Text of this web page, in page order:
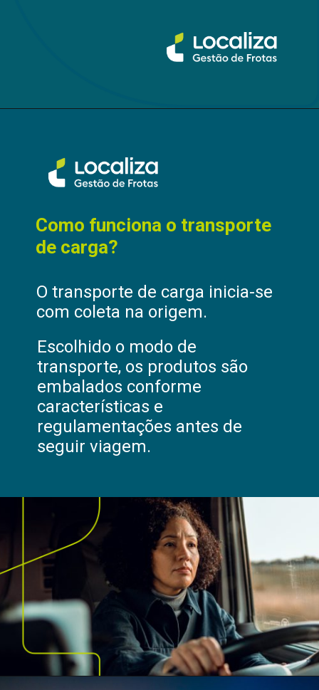
O transporte de carga inicia-se
com coleta na origem.
Como funciona o transporte
de carga?
Escolhido o modo de
transporte, os produtos são
embalados conforme
características e
regulamentações antes de
seguir viagem.